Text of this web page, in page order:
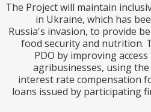
The Project will
in Ukraine, which
Russia's invasion, to
food security and
PDO by improving
agribusinesses,
interest rate
loans issued by